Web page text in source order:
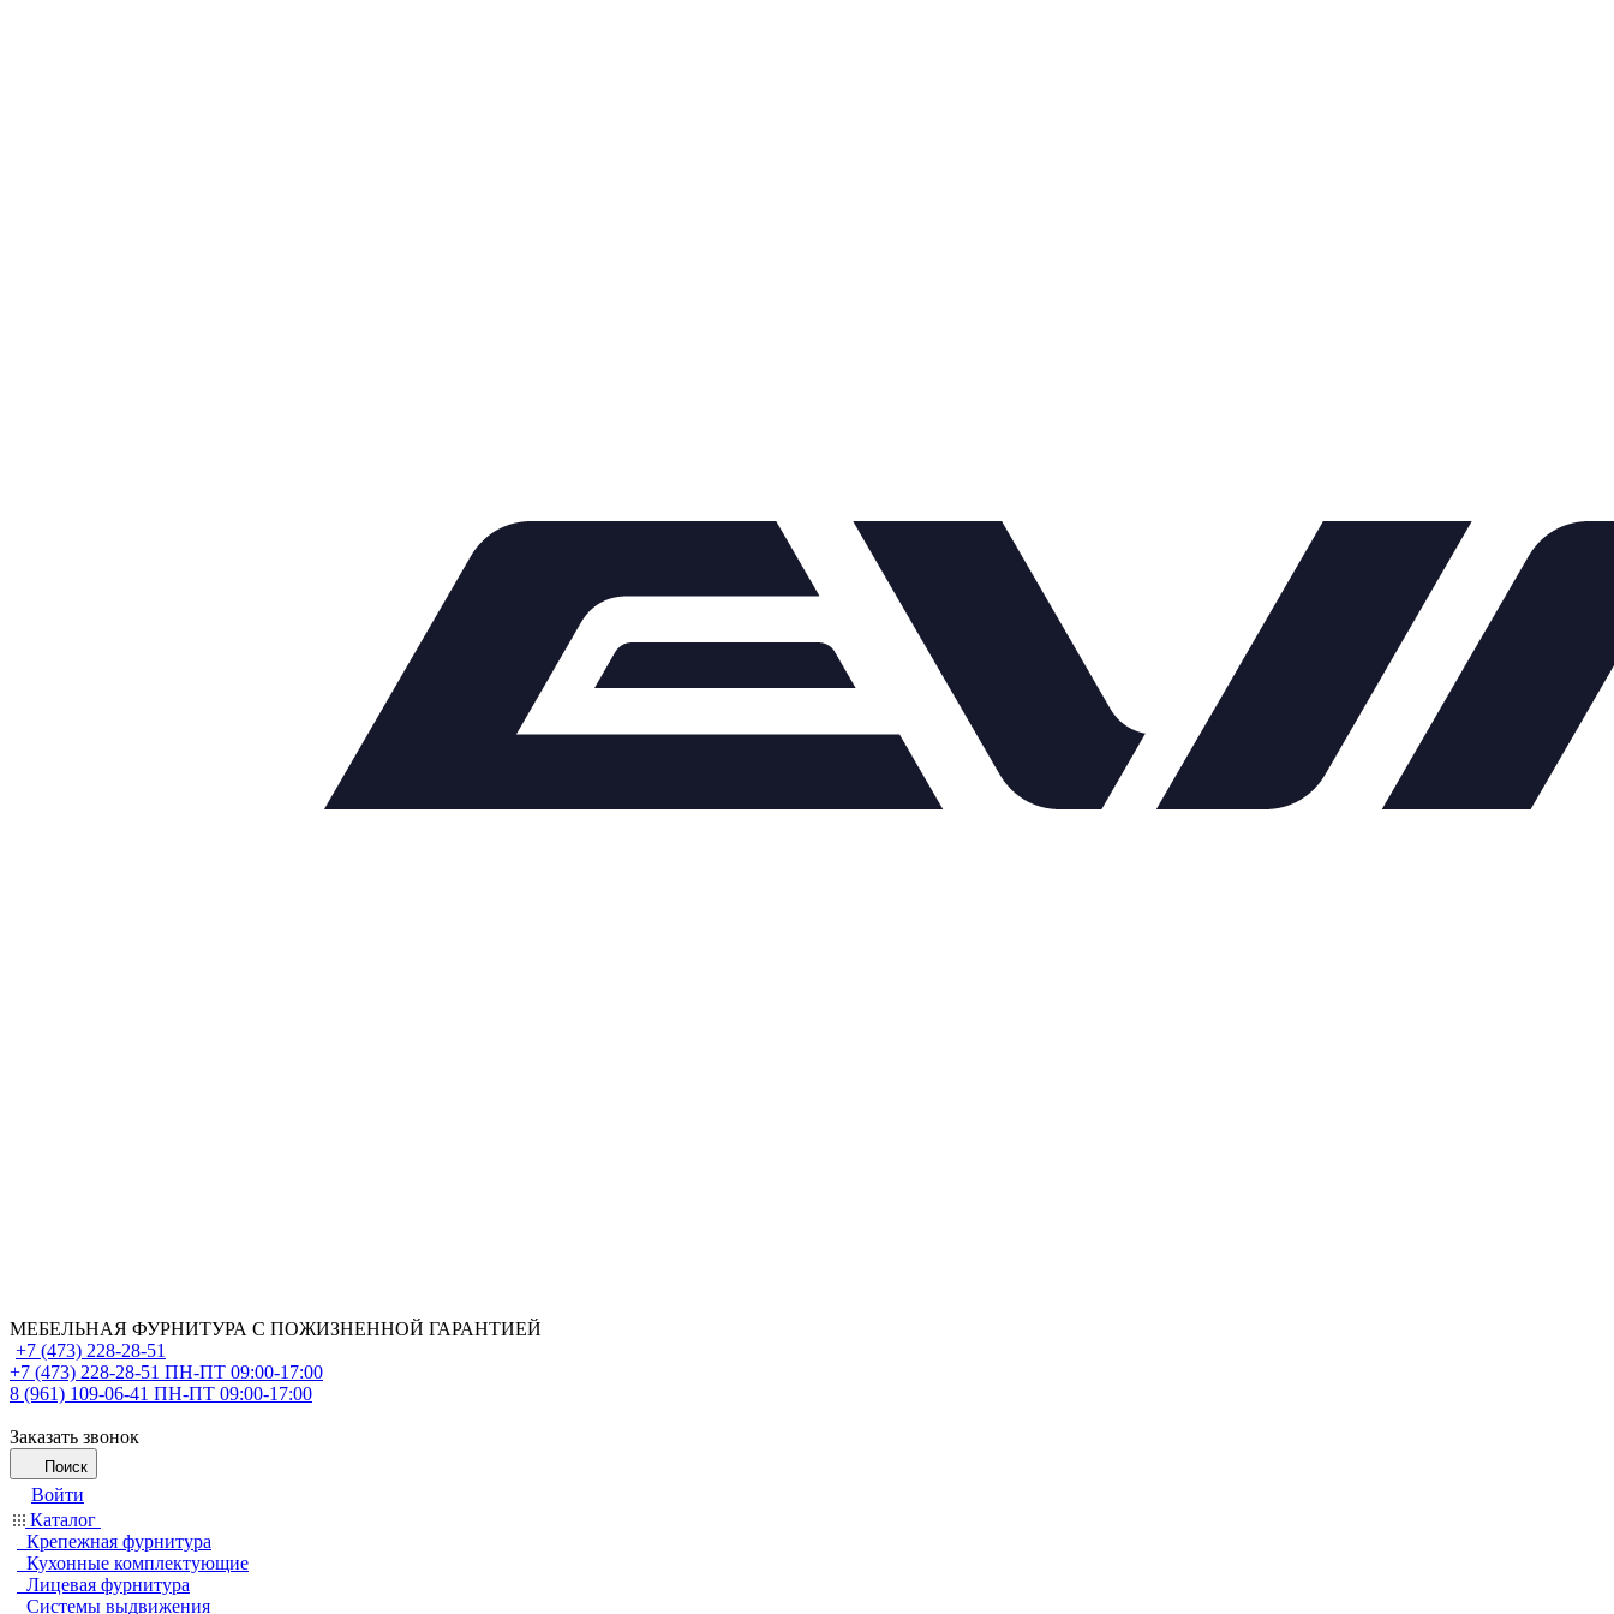
МЕБЕЛЬНАЯ ФУРНИТУРА С ПОЖИЗНЕННОЙ ГАРАНТИЕЙ
+7 (473) 228-28-51
+7 (473) 228-28-51 ПН-ПТ 09:00-17:00
8 (961) 109-06-41 ПН-ПТ 09:00-17:00
Заказать звонок
Поиск
Войти
Каталог
Крепежная фурнитура
Кухонные комплектующие
Лицевая фурнитура
Системы выдвижения